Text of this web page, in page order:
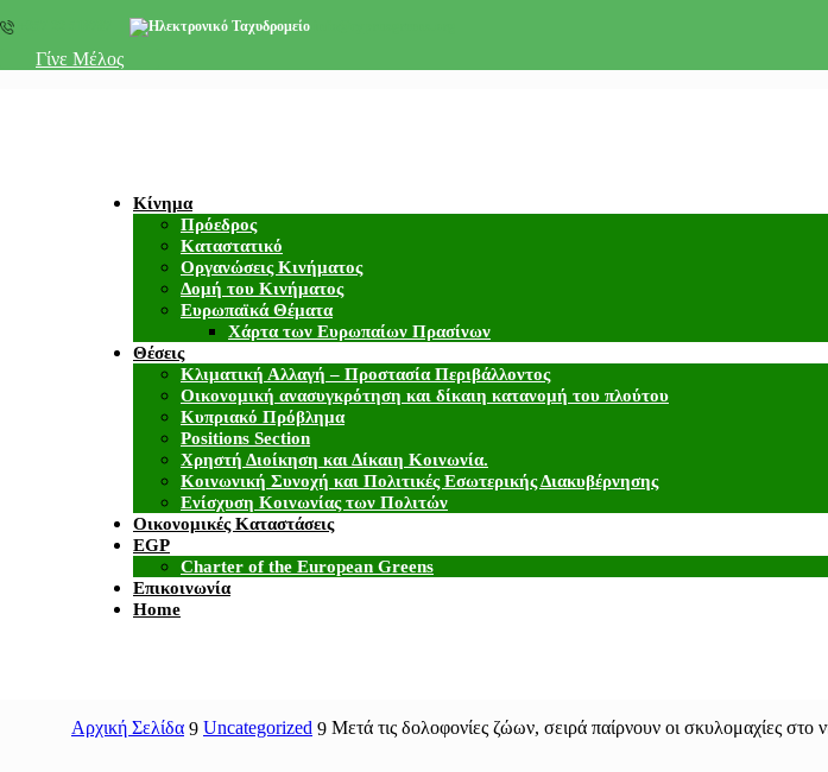
Γίνε Μέλος
Κίνημα
Πρόεδρος
Καταστατικό
Οργανώσεις Κινήματος
Δομή του Κινήματος
Ευρωπαϊκά Θέματα
Χάρτα των Ευρωπαίων Πρασίνων
Θέσεις
Κλιματική Αλλαγή – Προστασία Περιβάλλοντος
Οικονομική ανασυγκρότηση και δίκαιη κατανομή του πλούτου
Κυπριακό Πρόβλημα
Positions Section
Χρηστή Διοίκηση και Δίκαιη Κοινωνία.
Κοινωνική Συνοχή και Πολιτικές Εσωτερικής Διακυβέρνησης
Ενίσχυση Κοινωνίας των Πολιτών
Οικονομικές Καταστάσεις
EGP
Charter of the European Greens
Επικοινωνία
Home
Αρχική Σελίδα 9 Uncategorized 9 Μετά τις δολοφονίες ζώων, σειρά παίρνουν οι σκυλομαχίες στο